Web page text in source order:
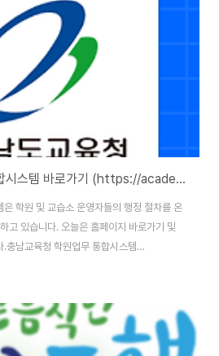
있습니다.특히, 부산교육청 베네피아는 ..
충남교육청 학원업무 통합시스템 바로가기 (https://academy.cne.go.kr)
학원 및 교습소 운영자들의 행정 절차를 온
고 있습니다. 오늘은 홈페이지 바로가기 및
충남교육청 학원업무 통합시스템
index.action 충청남도교육청학원업
원업무 통합시스템 홈페이지 바로가기
홈페이지 주소는
index.action)입니다. 홈페이지 이용